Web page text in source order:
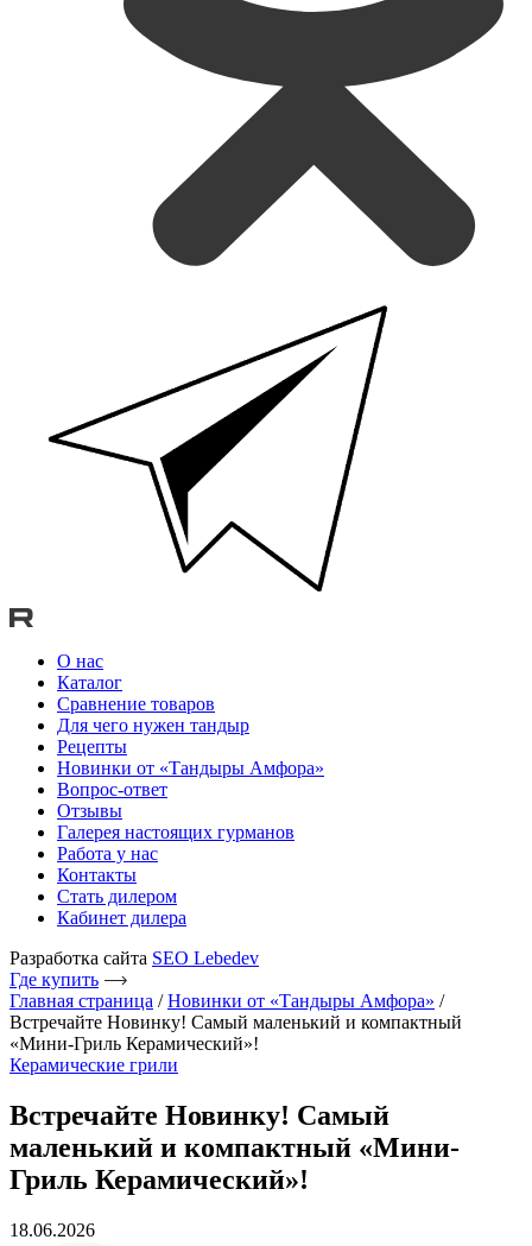
О нас
Каталог
Сравнение товаров
Для чего нужен тандыр
Рецепты
Новинки от «Тандыры Амфора»
Вопрос-ответ
Отзывы
Галерея настоящих гурманов
Работа у нас
Контакты
Стать дилером
Кабинет дилера
Разработка сайта SEO Lebedev
Где купить
Главная страница /Новинки от «Тандыры Амфора» /
Встречайте Новинку! Самый маленький и компактный
«Мини-Гриль Керамический»!
Керамические грили
Встречайте Новинку! Самый
маленький и компактный «Мини-
Гриль Керамический»!
18.06.2026